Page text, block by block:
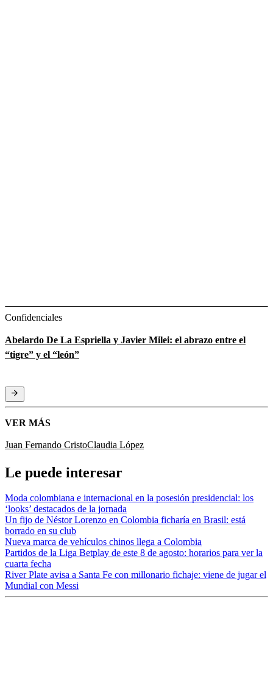
Confidenciales
Abelardo De La Espriella y Javier Milei: el abrazo entre el
“tigre” y el “león”
VER MÁS
Juan Fernando CristoClaudia López
Le puede interesar
Moda colombiana e internacional en la posesión presidencial: los
‘looks’ destacados de la jornada
Un fijo de Néstor Lorenzo en Colombia ficharía en Brasil: está
borrado en su club
Nueva marca de vehículos chinos llega a Colombia
Partidos de la Liga Betplay de este 8 de agosto: horarios para ver la
cuarta fecha
River Plate avisa a Santa Fe con millonario fichaje: viene de jugar el
Mundial con Messi